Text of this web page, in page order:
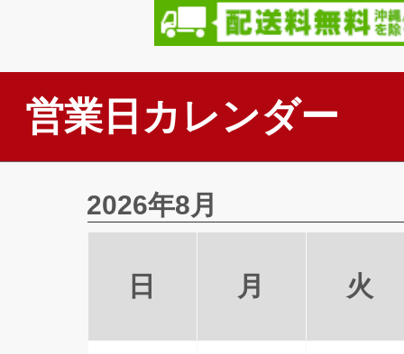
営業日カレンダー
2026年8月
日 月 火